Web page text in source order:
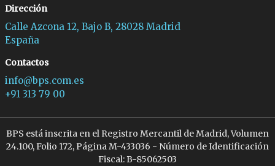
Dirección
Calle Azcona 12, Bajo B, 28028 Madrid
España
Contactos
info@bps.com.es
+91 313 79 00
BPS está inscrita en el Registro Mercantil de Madrid, Volumen
24.100, Folio 172, Página M-433036 - Número de Identificación
Fiscal: B-85062503